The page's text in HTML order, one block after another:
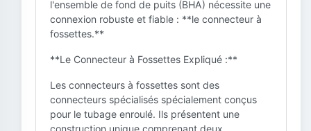
l'ensemble de fond de puits (BHA) nécessite une
connexion robuste et fiable : **le connecteur à
fossettes.**
**Le Connecteur à Fossettes Expliqué :**
Les connecteurs à fossettes sont des
connecteurs spécialisés spécialement conçus
pour le tubage enroulé. Ils présentent une
construction unique comprenant deux